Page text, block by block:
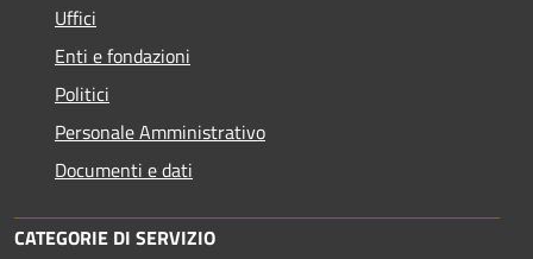
Uffici
Enti e fondazioni
Politici
Personale Amministrativo
Documenti e dati
CATEGORIE DI SERVIZIO